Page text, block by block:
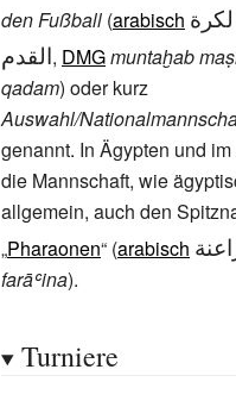
den Fußball (arabisch
القدم, DMGmuntaḫab
qadam) oder kurz
Auswahl/
genannt. In Ägypten und
die Mannschaft, wie
allgemein, auch den
„Pharaonen“ (arabisch
farāʿina).
Turniere